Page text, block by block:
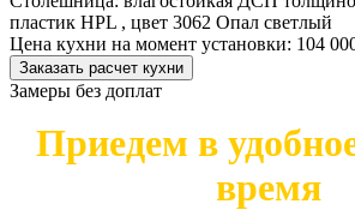
пластик HPL , цвет 3062 Опал светлый
Цена кухни на момент установки: 104
Заказать расчет кухни
Замеры без доплат
Приедем в
время